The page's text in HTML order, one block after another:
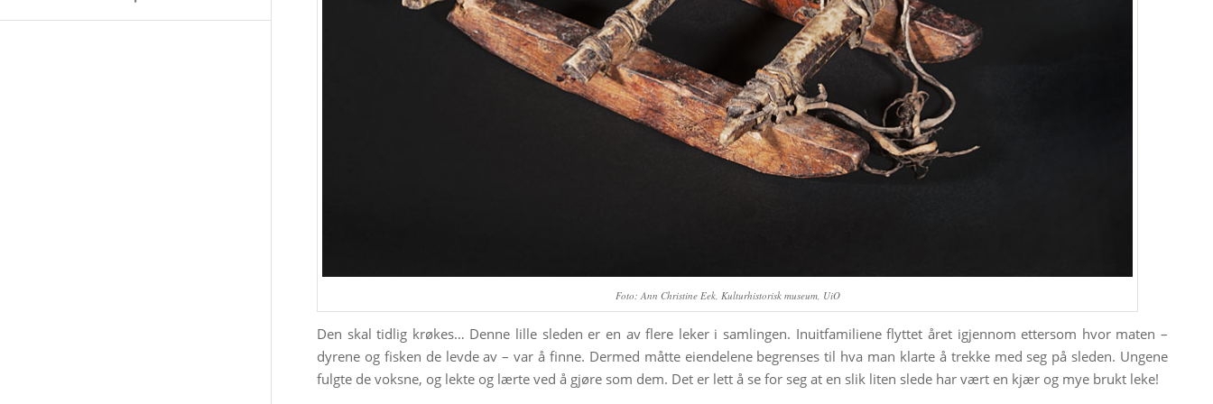
Foto: Ann Christine Eek, Kulturhistorisk museum, UiO
Den skal tidlig krøkes… Denne lille sleden er en av flere leker i samlingen. Inuitfamiliene flyttet året igjennom ettersom hvor maten –
dyrene og fisken de levde av – var å finne. Dermed måtte eiendelene begrenses til hva man klarte å trekke med seg på sleden. Ungene
fulgte de voksne, og lekte og lærte ved å gjøre som dem. Det er lett å se for seg at en slik liten slede har vært en kjær og mye brukt leke!